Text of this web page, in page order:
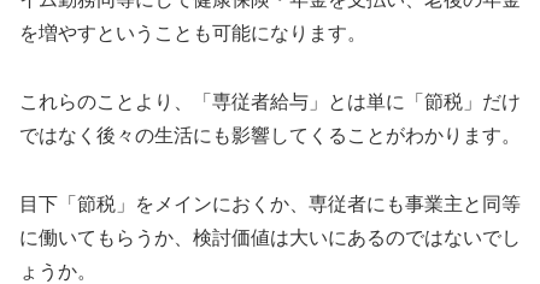
を増やすということも可能になります。
これらのことより、「専従者給与」とは単に「節税」だけ
ではなく後々の生活にも影響してくることがわかります。
目下「節税」をメインにおくか、専従者にも事業主と同等
に働いてもらうか、検討価値は大いにあるのではないでし
ょうか。